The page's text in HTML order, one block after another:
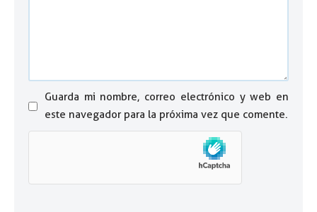
Guarda mi nombre, correo electrónico y web en
este navegador para la próxima vez que comente.